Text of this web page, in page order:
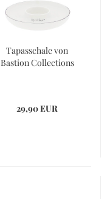
Tapasschale von
Bastion Collections
29,90 EUR